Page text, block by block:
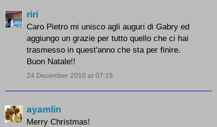
riri
Caro Pietro mi unisco agli auguri di Gabry ed
aggiungo un grazie per tutto quello che ci hai
trasmesso in quest'anno che sta per finire.
Buon Natale!!
24 December 2010 at 07:19
ayamlin
Merry Christmas!